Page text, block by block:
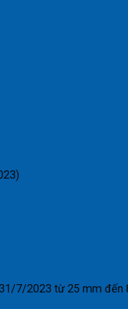
7/2023 từ 25 mm đến